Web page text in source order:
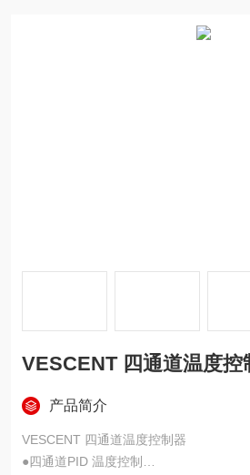
VESCENT 四通道温度控
产品简介
VESCENT 四通道温度控制器
●四通道PID 温度控制